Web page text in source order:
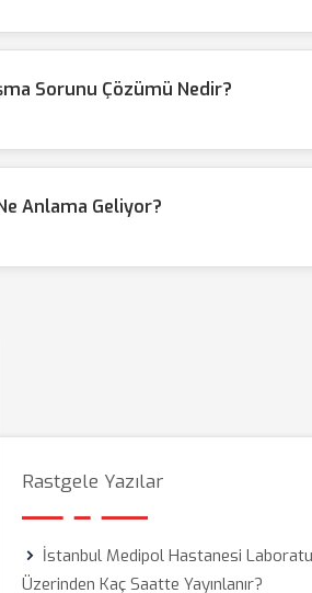
Sorunu Çözümü Nedir?
Anlama Geliyor?
Rastgele Yazılar
İstanbul Medipol Hastanesi
Üzerinden Kaç Saatte Yayınlanır?